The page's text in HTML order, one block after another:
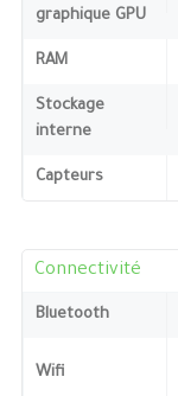
graphique GPU
RAM
Stockage
interne
Capteurs
Connectivité
Bluetooth
Wifi